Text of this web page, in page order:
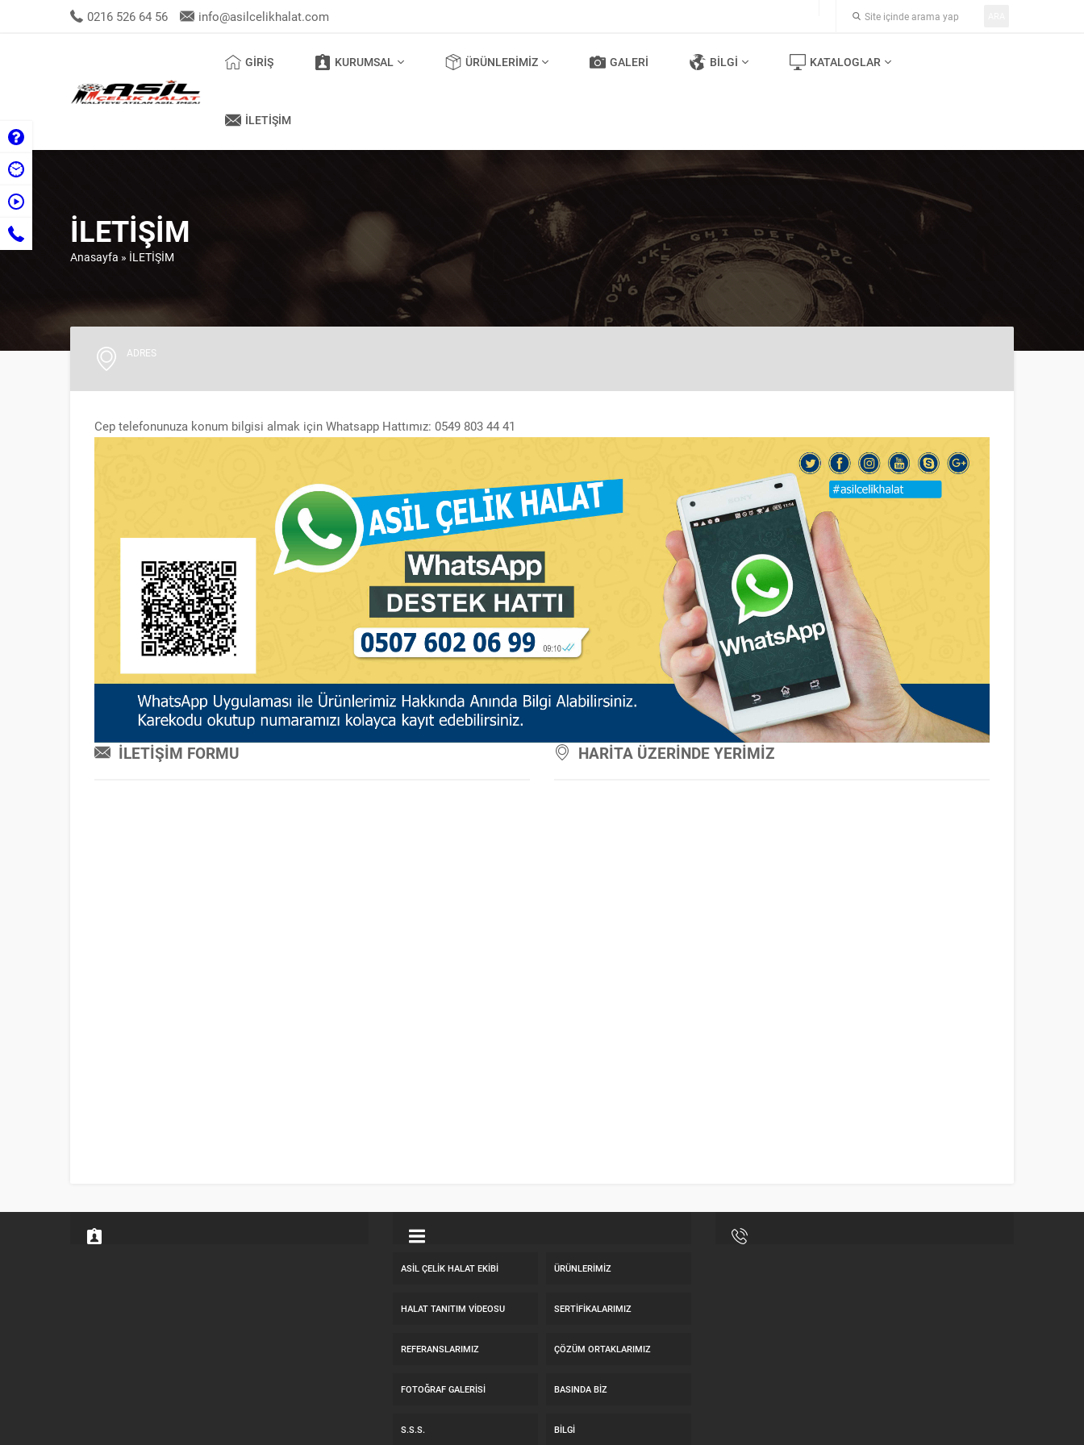
0216 526 64 56 info@asilcelikhalat.com
GİRİŞ KURUMSAL ÜRÜNLERIMIZ GALERI BILGI KATALOGLAR
İLETİŞİM
İLETİŞİM
Anasayfa » İLETİŞİM
ADRES
Cep telefonunuza konum bilgisi almak için Whatsapp Hattımız: 0549 803 44 41
İLETİŞİM FORMU HARİTA ÜZERİNDE YERİMİZ
ASİL ÇELİK HALAT EKİBİ ÜRÜNLERİMİZ
HALAT TANITIM VIDEOSU SERTİFİKALARIMIZ
REFERANSLARIMIZ ÇÖZÜM ORTAKLARIMIZ
FOTOĞRAF GALERİSİ BASINDA BİZ
S.S.S. BİLGİ